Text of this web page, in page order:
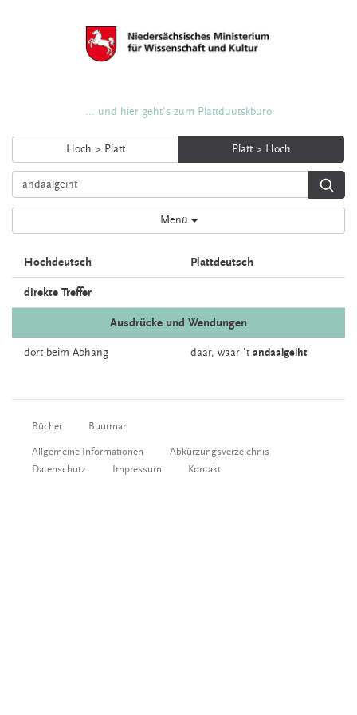
... und hier geht's zum Plattdüütskbüro
Hoch > Platt Platt > Hoch
Menü
Hochdeutsch Plattdeutsch
direkte Treffer
Ausdrücke und Wendungen
dort beim Abhang daar, waar ’t andaalgeiht
Bücher Buurman
Allgemeine Informationen
Abkürzungsverzeichnis
Datenschutz
Impressum Kontakt